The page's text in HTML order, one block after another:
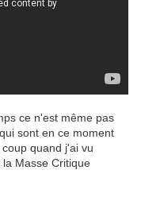
ce n'est même pas
sont en ce moment
quand j'ai vu
Masse Critique